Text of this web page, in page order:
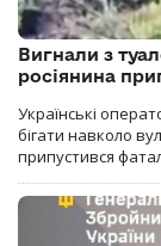
Вигнали з
росіянина
Українські
бігати навколо
припустився